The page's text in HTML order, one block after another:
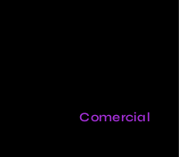
Comercial